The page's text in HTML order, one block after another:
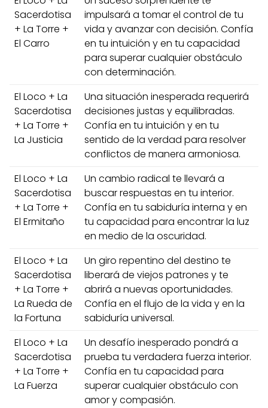
Sacerdotisa
+ La Torre +
El Carro
impulsará a tomar el control de tu
vida y avanzar con decisión. Confía
en tu intuición y en tu capacidad
para superar cualquier obstáculo
con determinación.
El Loco + La
Sacerdotisa
+ La Torre +
La Justicia
Una situación inesperada requerirá
decisiones justas y equilibradas.
Confía en tu intuición y en tu
sentido de la verdad para resolver
conflictos de manera armoniosa.
El Loco + La
Sacerdotisa
+ La Torre +
El Ermitaño
Un cambio radical te llevará a
buscar respuestas en tu interior.
Confía en tu sabiduría interna y en
tu capacidad para encontrar la luz
en medio de la oscuridad.
El Loco + La
Sacerdotisa
+ La Torre +
La Rueda de
la Fortuna
Un giro repentino del destino te
liberará de viejos patrones y te
abrirá a nuevas oportunidades.
Confía en el flujo de la vida y en la
sabiduría universal.
El Loco + La
Sacerdotisa
+ La Torre +
La Fuerza
Un desafío inesperado pondrá a
prueba tu verdadera fuerza interior.
Confía en tu capacidad para
superar cualquier obstáculo con
amor y compasión.